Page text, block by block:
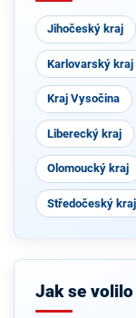
Jihočeský kraj
Karlovarský kraj
Kraj Vysočina
Liberecký kraj
Olomoucký kraj
Středočeský kraj
Jak se volilo